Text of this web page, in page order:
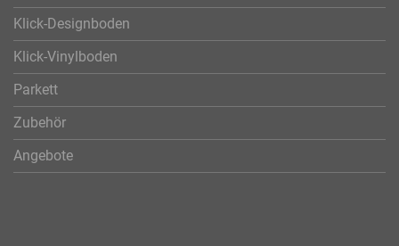
Klick-Designboden
Klick-Vinylboden
Parkett
Zubehör
Angebote